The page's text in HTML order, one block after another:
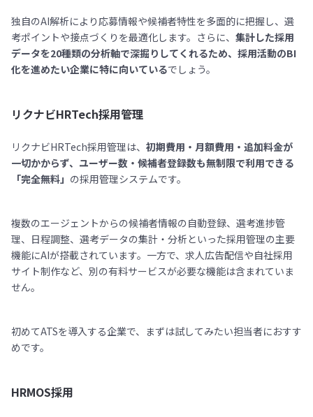
独自のAI解析により応募情報や候補者特性を多面的に把握し、選
考ポイントや接点づくりを最適化します。さらに、 集計した採用
データを20種類の分析軸で深掘りしてくれるため、採用活動のBI
化を進めたい企業に特に向いているでしょう。
リクナビHRTech採用管理
リクナビHRTech採用管理は、 初期費用・月額費用・追加料金が
一切かからず、ユーザー数・候補者登録数も無制限で利用できる
「完全無料」 の採用管理システムです。
複数のエージェントからの候補者情報の自動登録、選考進捗管
理、日程調整、選考データの集計・分析といった採用管理の主要
機能にAIが搭載されています。一方で、求人広告配信や自社採用
サイト制作など、別の有料サービスが必要な機能は含まれていま
せん。
初めてATSを導入する企業で、まずは試してみたい担当者におすす
めです。
HRMOS採用